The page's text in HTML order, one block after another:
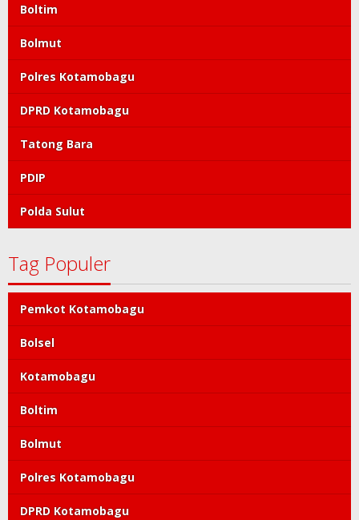
Boltim
Bolmut
Polres Kotamobagu
DPRD Kotamobagu
Tatong Bara
PDIP
Polda Sulut
Tag Populer
Pemkot Kotamobagu
Bolsel
Kotamobagu
Boltim
Bolmut
Polres Kotamobagu
DPRD Kotamobagu